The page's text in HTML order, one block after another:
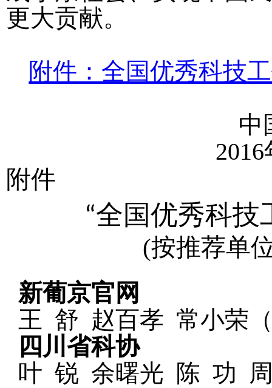
更大贡献。
附件：全国优秀科技
中
2016
附件
“全国优秀科技
(按推荐单
新葡京官网
王 舒 赵百孝 常小荣
四川省科协
叶 锐 余曙光 陈 功